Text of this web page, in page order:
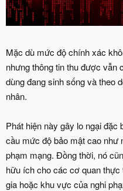
Mặc dù mức độ chính xác
nhưng thông tin thu được vẫn
dùng đang sinh sống và theo
nhân.
Phát hiện này gây lo ngại
cầu mức độ bảo mật cao như
phạm mạng. Đồng thời, nó
hữu ích cho các cơ quan thực
gia hoặc khu vực của nghi